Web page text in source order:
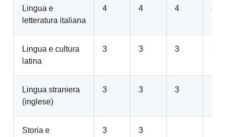
Lingua e
letteratura italiana
4 4 4 4
Lingua e cultura
latina
3 3 3 3
Lingua straniera
(inglese)
3 3 3 3
Storia e
3 3